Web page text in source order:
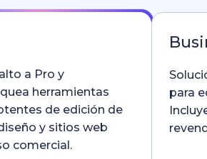
a Pro y
herramientas
de edición de
y sitios web
comercial.
para